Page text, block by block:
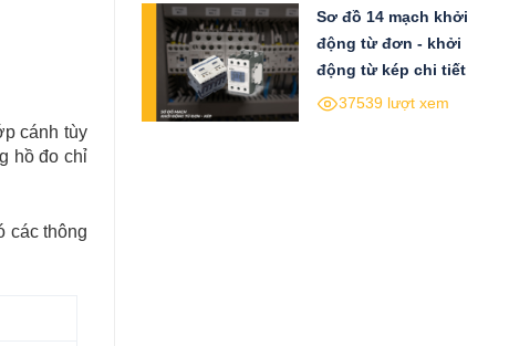
cánh tùy
hồ đo chỉ
các thông
Sơ đồ 14 mạch khởi
động từ đơn - khởi
động từ kép chi tiết
37539 lượt xem